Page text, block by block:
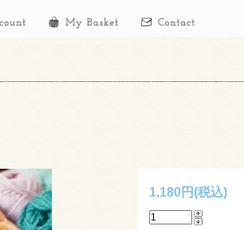
1,180円(税込)